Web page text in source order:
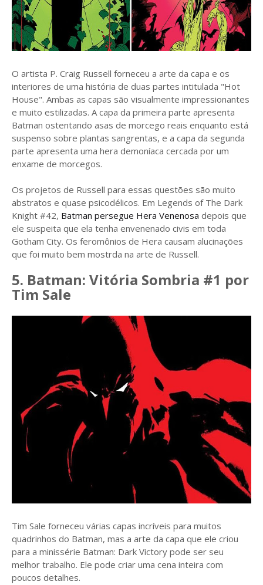
O artista P. Craig Russell forneceu a arte da capa e os
interiores de uma história de duas partes intitulada "Hot
House". Ambas as capas são visualmente impressionantes
e muito estilizadas. A capa da primeira parte apresenta
Batman ostentando asas de morcego reais enquanto está
suspenso sobre plantas sangrentas, e a capa da segunda
parte apresenta uma hera demoníaca cercada por um
enxame de morcegos.
Os projetos de Russell para essas questões são muito
abstratos e quase psicodélicos. Em Legends of The Dark
Knight #42, Batman persegue Hera Venenosa depois que
ele suspeita que ela tenha envenenado civis em toda
Gotham City. Os feromônios de Hera causam alucinações
que foi muito bem mostrda na arte de Russell.
5. Batman: Vitória Sombria #1 por
Tim Sale
Tim Sale forneceu várias capas incríveis para muitos
quadrinhos do Batman, mas a arte da capa que ele criou
para a minissérie Batman: Dark Victory pode ser seu
melhor trabalho. Ele pode criar uma cena inteira com
poucos detalhes.